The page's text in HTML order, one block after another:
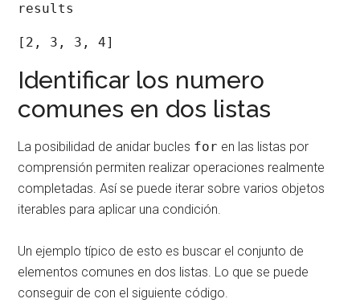
results
[2, 3, 3, 4]
Identificar los numero
comunes en dos listas
La posibilidad de anidar bucles for en las listas por
comprensión permiten realizar operaciones realmente
completadas. Así se puede iterar sobre varios objetos
iterables para aplicar una condición.
Un ejemplo típico de esto es buscar el conjunto de
elementos comunes en dos listas. Lo que se puede
conseguir de con el siguiente código.